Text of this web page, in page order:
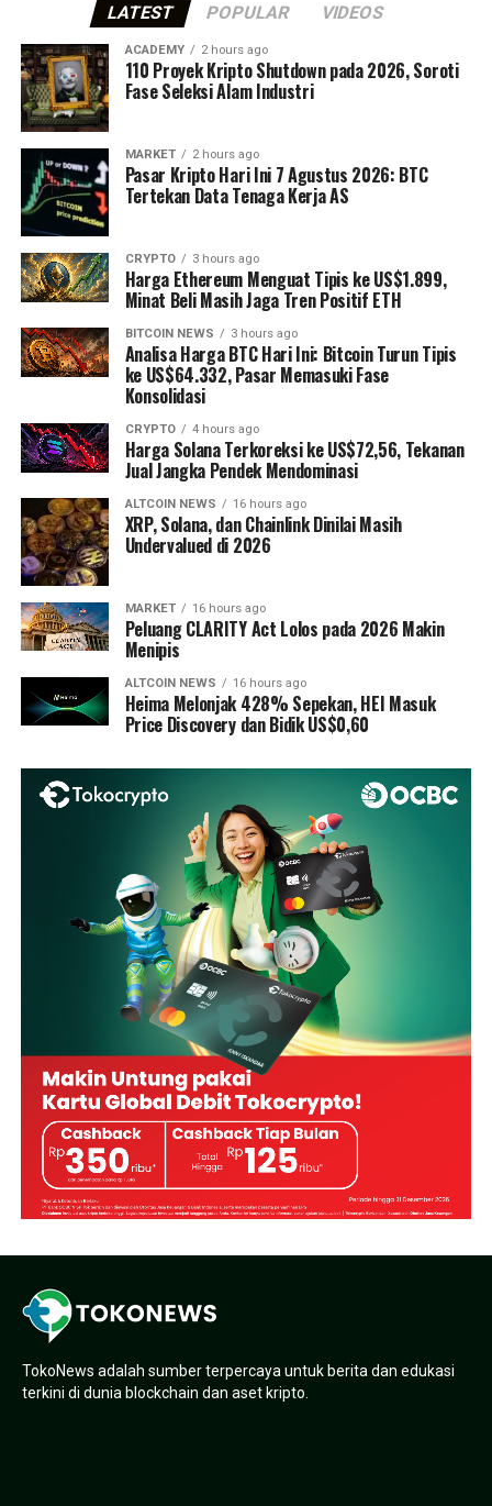
LATEST POPULAR VIDEOS
ACADEMY 2 hours ago
110 Proyek Kripto Shutdown pada 2026, Soroti
Fase Seleksi Alam Industri
MARKET 2 hours ago
Pasar Kripto Hari Ini 7 Agustus 2026: BTC
Tertekan Data Tenaga Kerja AS
CRYPTO 3 hours ago
Harga Ethereum Menguat Tipis ke US$1.899,
Minat Beli Masih Jaga Tren Positif ETH
BITCOIN NEWS 3 hours ago
Analisa Harga BTC Hari Ini: Bitcoin Turun Tipis
ke US$64.332, Pasar Memasuki Fase
Konsolidasi
CRYPTO 4 hours ago
Harga Solana Terkoreksi ke US$72,56, Tekanan
Jual Jangka Pendek Mendominasi
ALTCOIN NEWS 16 hours ago
XRP, Solana, dan Chainlink Dinilai Masih
Undervalued di 2026
MARKET 16 hours ago
Peluang CLARITY Act Lolos pada 2026 Makin
Menipis
ALTCOIN NEWS 16 hours ago
Heima Melonjak 428% Sepekan, HEI Masuk
Price Discovery dan Bidik US$0,60
TokoNews adalah sumber terpercaya untuk berita dan edukasi
terkini di dunia blockchain dan aset kripto.